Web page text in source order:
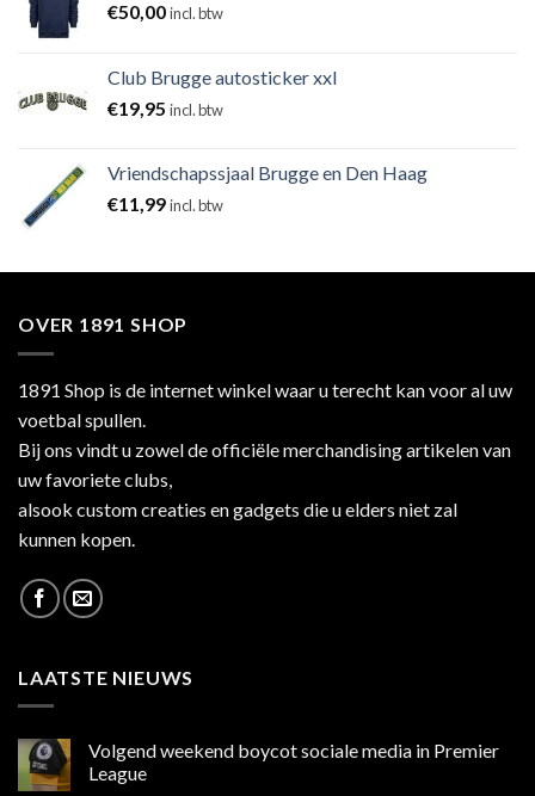
€50,00incl. btw
Club Brugge autosticker xxl
€19,95 incl. btw
Vriendschapssjaal Brugge en Den Haag
€11,99incl. btw
OVER 1891 SHOP
1891 Shop is de internet winkel waar u terecht kan voor al uw
voetbal spullen.
Bij ons vindt u zowel de officiële merchandising artikelen van
uw favoriete clubs,
alsook custom creaties en gadgets die u elders niet zal
kunnen kopen.
LAATSTE NIEUWS
Volgend weekend boycot sociale media in Premier
League